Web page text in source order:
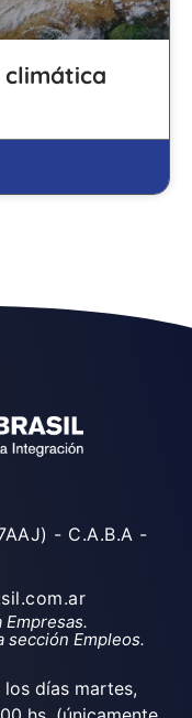
climática
- C.A.B.A -
Empresas.
sección Empleos.
días martes,